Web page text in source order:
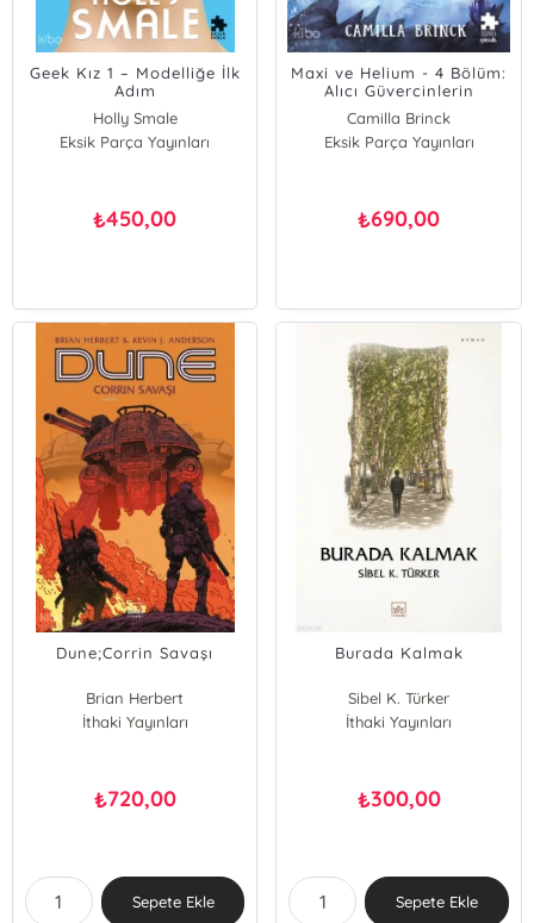
Geek Kız 1 – Modelliğe İlk
Adım
Holly Smale
Eksik Parça Yayınları
₺450,00
Maxi ve Helium - 4 Bölüm:
Alıcı Güvercinlerin
Pençesinde (Ciltli)
Camilla Brinck
Eksik Parça Yayınları
₺690,00
Dune;Corrin Savaşı
Brian Herbert
Kevin J. Anderson
İthaki Yayınları
₺720,00
Sepete Ekle
Burada Kalmak
Sibel K. Türker
İthaki Yayınları
₺300,00
Sepete Ekle